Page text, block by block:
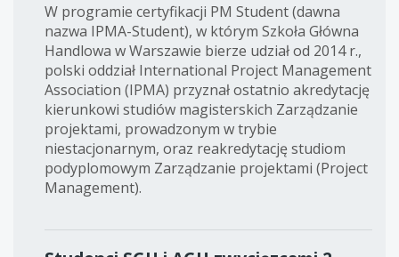
W programie certyfikacji PM Student (dawna
nazwa IPMA-Student), w którym Szkoła Główna
Handlowa w Warszawie bierze udział od 2014 r.,
polski oddział International Project Management
Association (IPMA) przyznał ostatnio akredytację
kierunkowi studiów magisterskich Zarządzanie
projektami, prowadzonym w trybie
niestacjonarnym, oraz reakredytację studiom
podyplomowym Zarządzanie projektami (Project
Management).